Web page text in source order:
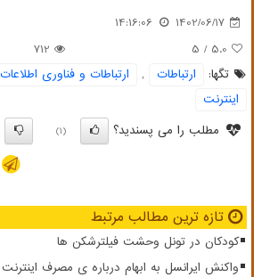
1402/06/17
14:16:06
5.0
/ 5
712
تگها:
ارتباطات , ارتباطات و فناوری اطلاعات
اینترنت
مطلب را می پسندید؟
(1)
تازه ترین مطالب مرتبط
کودکان در تونل وحشت فیلترشکن ها
واکنش ایرانسل به ابهام درباره ی مصرف اینترنت